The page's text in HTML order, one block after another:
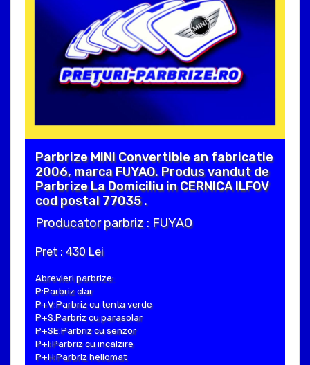
Parbrize MINI Convertible an fabricatie
2006, marca FUYAO. Produs vandut de
Parbrize La Domiciliu in CERNICA ILFOV
cod postal 77035 .
Producator parbriz : FUYAO
Pret : 430 Lei
Abrevieri parbrize:
P:Parbriz clar
P+V:Parbriz cu tenta verde
P+S:Parbriz cu parasolar
P+SE:Parbriz cu senzor
P+I:Parbriz cu incalzire
P+H:Parbriz heliomat